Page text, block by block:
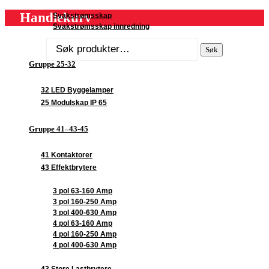
Svakstrømsskap
Svakstrømsskap innredning
Gruppe 25-32
32 LED Byggelamper
25 Modulskap IP 65
Gruppe 41–43-45
41 Kontaktorer
43 Effektbrytere
3 pol 63-160 Amp
3 pol 160-250 Amp
3 pol 400-630 Amp
4 pol 63-160 Amp
4 pol 160-250 Amp
4 pol 400-630 Amp
Handlekurv
etter:
Søk